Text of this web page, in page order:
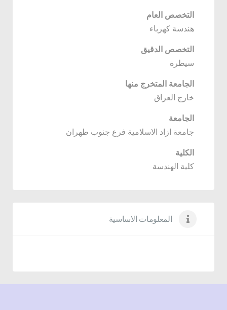
التخصص العام
هندسة كهرباء
التخصص الدقيق
سيطرة
الجامعة المتخرج منها
خارج العراق
الجامعة
جامعة ازاد الاسلامية فرع جنوب طهران
الكلية
كلية الهندسة
المعلومات الاساسية